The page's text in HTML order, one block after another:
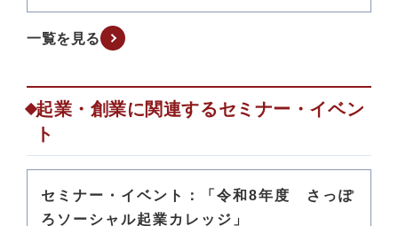
一覧を見る
起業・創業に関連するセミナー・イベン
ト
セミナー・イベント：「令和8年度 さっぽ
ろソーシャル起業カレッジ」